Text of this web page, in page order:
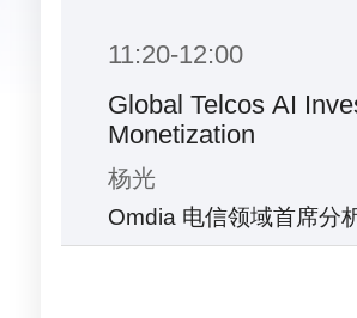
11:20-12:00
Global Telcos AI
Monetization
杨光
Omdia 电信领域首席分